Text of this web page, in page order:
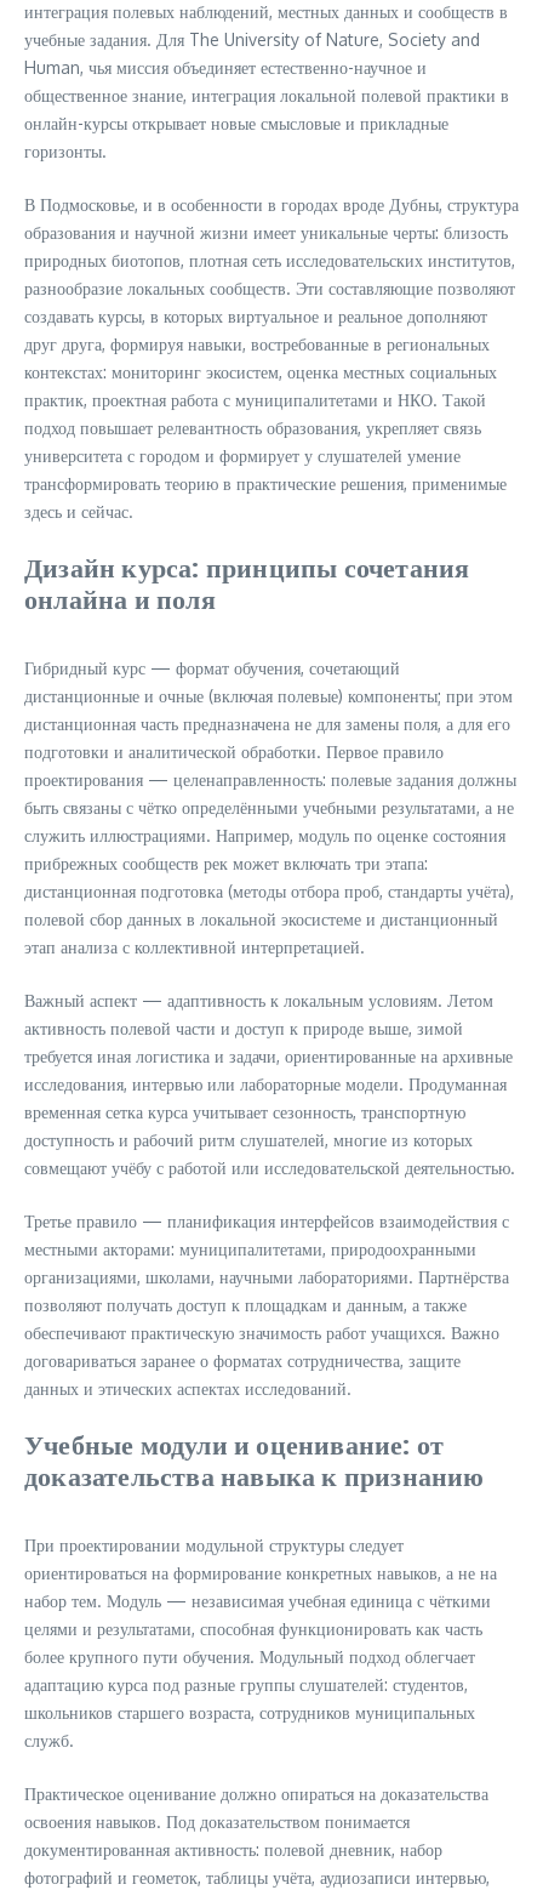
интеграция полевых наблюдений, местных данных и сообществ в
учебные задания. Для The University of Nature, Society and
Human, чья миссия объединяет естественно-научное и
общественное знание, интеграция локальной полевой практики в
онлайн-курсы открывает новые смысловые и прикладные
горизонты.
В Подмосковье, и в особенности в городах вроде Дубны, структура
образования и научной жизни имеет уникальные черты: близость
природных биотопов, плотная сеть исследовательских институтов,
разнообразие локальных сообществ. Эти составляющие позволяют
создавать курсы, в которых виртуальное и реальное дополняют
друг друга, формируя навыки, востребованные в региональных
контекстах: мониторинг экосистем, оценка местных социальных
практик, проектная работа с муниципалитетами и НКО. Такой
подход повышает релевантность образования, укрепляет связь
университета с городом и формирует у слушателей умение
трансформировать теорию в практические решения, применимые
здесь и сейчас.
Дизайн курса: принципы сочетания
онлайна и поля
Гибридный курс — формат обучения, сочетающий
дистанционные и очные (включая полевые) компоненты; при этом
дистанционная часть предназначена не для замены поля, а для его
подготовки и аналитической обработки. Первое правило
проектирования — целенаправленность: полевые задания должны
быть связаны с чётко определёнными учебными результатами, а не
служить иллюстрациями. Например, модуль по оценке состояния
прибрежных сообществ рек может включать три этапа:
дистанционная подготовка (методы отбора проб, стандарты учёта),
полевой сбор данных в локальной экосистеме и дистанционный
этап анализа с коллективной интерпретацией.
Важный аспект — адаптивность к локальным условиям. Летом
активность полевой части и доступ к природе выше, зимой
требуется иная логистика и задачи, ориентированные на архивные
исследования, интервью или лабораторные модели. Продуманная
временная сетка курса учитывает сезонность, транспортную
доступность и рабочий ритм слушателей, многие из которых
совмещают учёбу с работой или исследовательской деятельностью.
Третье правило — планификация интерфейсов взаимодействия с
местными акторами: муниципалитетами, природоохранными
организациями, школами, научными лабораториями. Партнёрства
позволяют получать доступ к площадкам и данным, а также
обеспечивают практическую значимость работ учащихся. Важно
договариваться заранее о форматах сотрудничества, защите
данных и этических аспектах исследований.
Учебные модули и оценивание: от
доказательства навыка к признанию
При проектировании модульной структуры следует
ориентироваться на формирование конкретных навыков, а не на
набор тем. Модуль — независимая учебная единица с чёткими
целями и результатами, способная функционировать как часть
более крупного пути обучения. Модульный подход облегчает
адаптацию курса под разные группы слушателей: студентов,
школьников старшего возраста, сотрудников муниципальных
служб.
Практическое оценивание должно опираться на доказательства
освоения навыков. Под доказательством понимается
документированная активность: полевой дневник, набор
фотографий и геометок, таблицы учёта, аудиозаписи интервью,